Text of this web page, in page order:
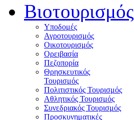
Βιοτουρισμός
Υποδομές
Αγροτουρισμός
Οικοτουρισμός
Ορειβασία
Πεζοπορία
Θρησκευτικός
Τουρισμός
Πολιτιστικός Τουρισμός
Αθλητικός Τουρισμός
Συνεδριακός Τουρισμός
Προσκυνηματικές